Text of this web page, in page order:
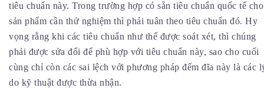
tiêu chuẩn này. Trong trường hợp có sẵn tiêu chuẩn quốc tế cho
sản phẩm cần thử nghiệm thì phải tuân theo tiêu chuẩn đó. Hy
vọng rằng khi các tiêu chuẩn như thế được soát xét, thì chúng
phải được sửa đổi để phù hợp với tiêu chuẩn này, sao cho cuối
cùng chỉ còn các sai lệch với phương pháp đếm đĩa này là các
do kỹ thuật được thừa nhận.